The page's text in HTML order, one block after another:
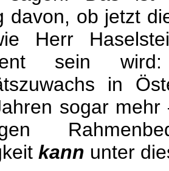
davon, ob jetzt
Herr
sein wird:
in
sogar
kann unter